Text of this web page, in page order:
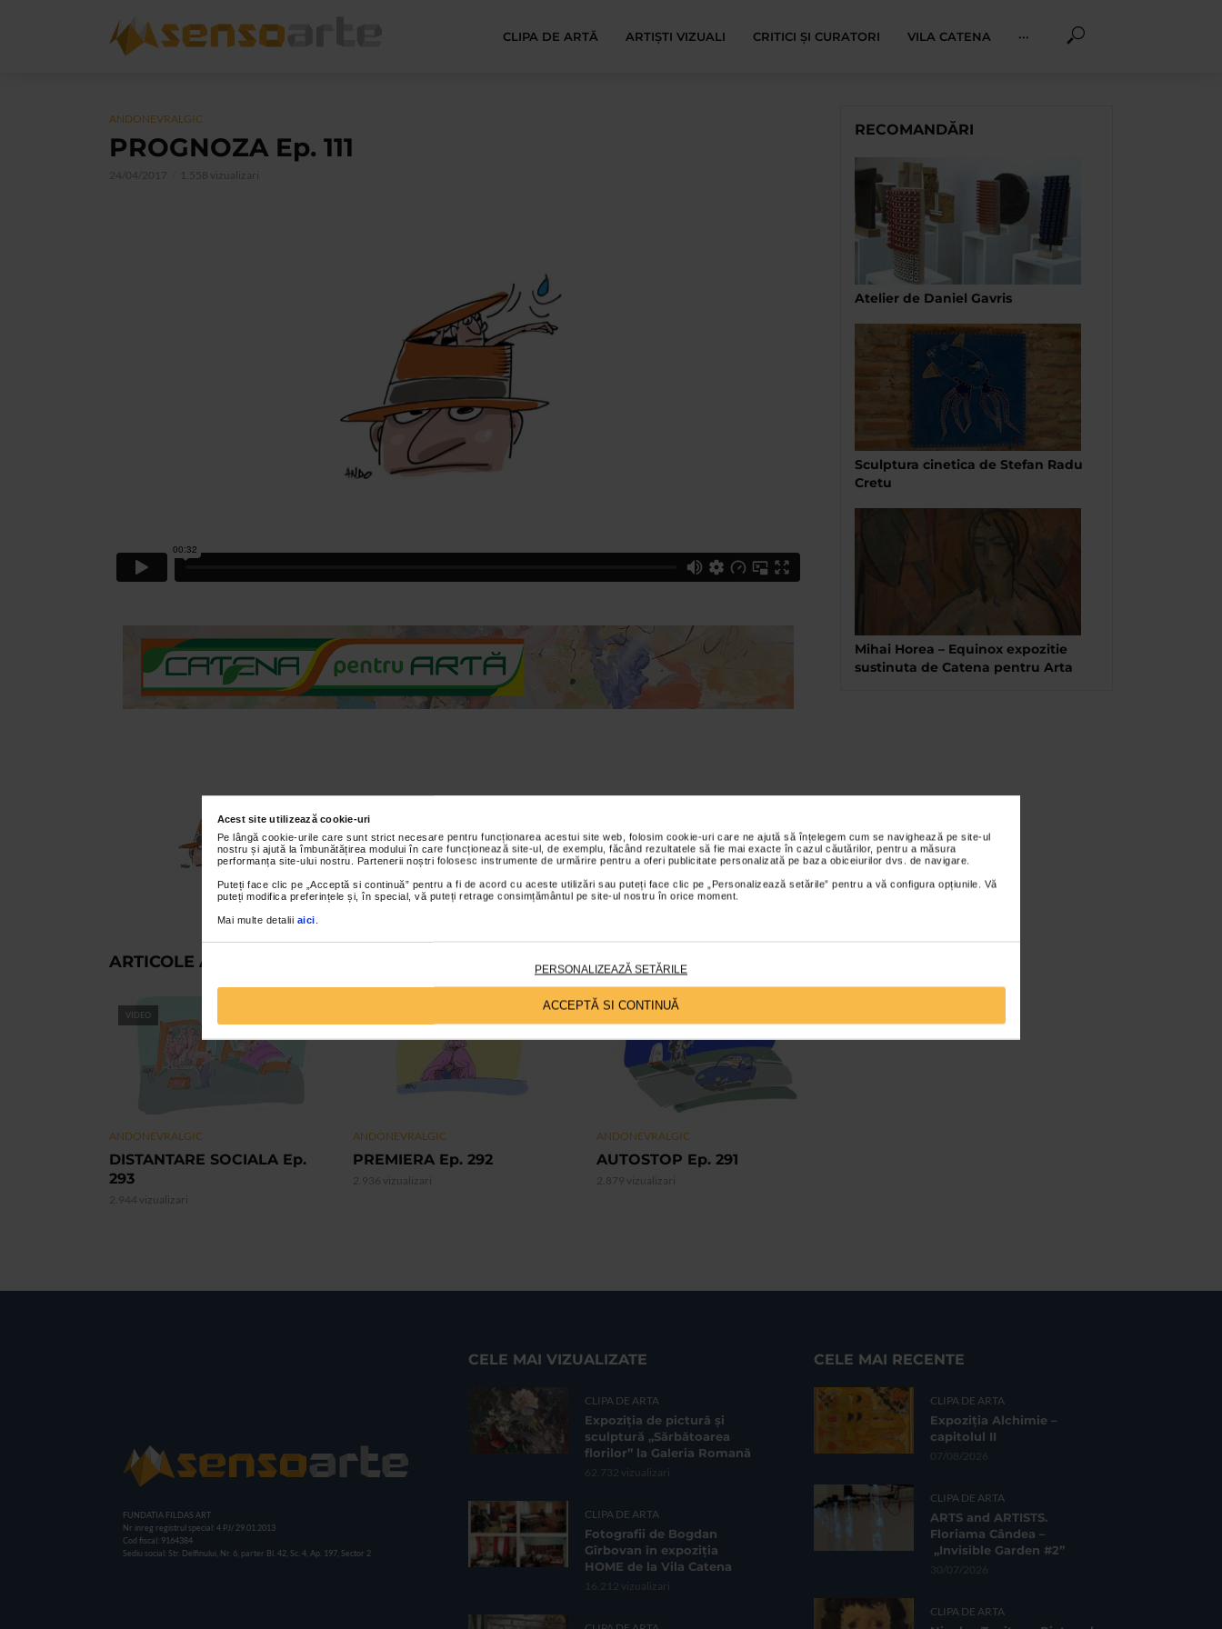
Acest site utilizează cookie-uri
Pe lângă cookie-urile care sunt strict necesare pentru funcționarea acestui site web, folosim cookie-uri care ne ajută să înțelegem cum se navighează pe site-ul
nostru și ajută la îmbunătățirea modului în care funcționează site-ul, de exemplu, făcând rezultatele să fie mai exacte în cazul căutărilor, pentru a măsura
performanța site-ului nostru. Partenerii noștri folosesc instrumente de urmărire pentru a oferi publicitate personalizată pe baza obiceiurilor dvs. de navigare.
Puteți face clic pe „Acceptă si continuă” pentru a fi de acord cu aceste utilizări sau puteți face clic pe „Personalizează setările” pentru a vă configura opțiunile. Vă
puteți modifica preferințele și, în special, vă puteți retrage consimțământul pe site-ul nostru în orice moment.
Mai multe detalii aici
PERSONALIZEAZĂ SETĂRILE
ACCEPTĂ SI CONTINUĂ
CLIPA DE ARTĂ ARTIȘTI VIZUALI CRITICI ȘI CURATORI VILA CATENA ···
ANDONEVRALGIC
PROGNOZA Ep. 111
24/04/2017 1.558 vizualizari
ARTICOLE ASEMANATOARE
VIDEO
ANDONEVRALGIC
DISTANTARE SOCIALA Ep.
293
2.944 vizualizari
ANDONEVRALGIC
PREMIERA Ep. 292
2.936 vizualizari
ANDONEVRALGIC
AUTOSTOP Ep. 291
2.879 vizualizari
RECOMANDĂRI
Atelier de Daniel Gavris
Sculptura cinetica de Stefan Radu
Cretu
Mihai Horea – Equinox expozitie
sustinuta de Catena pentru Arta
FUNDATIA FILDAS ART
Nr inreg registrul special: 4 PJ/ 29.01.2013
Cod fiscal: 9164384
Sediu social: Str. Delfinului, Nr. 6, parter Bl. 42, Sc. 4, Ap. 197, Sector 2
CELE MAI VIZUALIZATE
CLIPA DE ARTA
Expoziția de pictură și
sculptură „Sărbătoarea
florilor” la Galeria Romană
62.732 vizualizari
CLIPA DE ARTA
Fotografii de Bogdan
Gîrbovan în expoziția
HOME de la Vila Catena
16.212 vizualizari
CELE MAI RECENTE
CLIPA DE ARTA
Expoziția Alchimie –
capitolul II
07/08/2026
CLIPA DE ARTA
ARTS and ARTISTS.
Floriama Cândea –
„Invisible Garden #2”
30/07/2026
CLIPA DE ARTA